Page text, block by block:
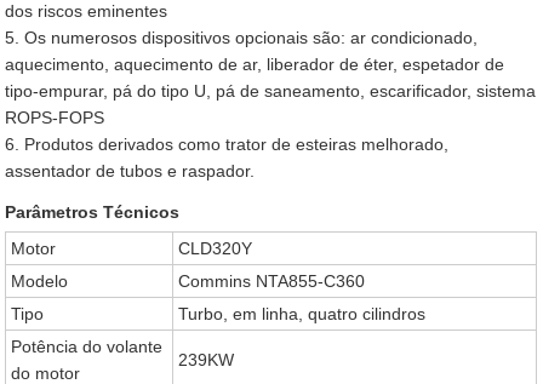
dos riscos eminentes
5. Os numerosos dispositivos opcionais são: ar condicionado,
aquecimento, aquecimento de ar, liberador de éter, espetador de
tipo-empurar, pá do tipo U, pá de saneamento, escarificador, sistema
ROPS-FOPS
6. Produtos derivados como trator de esteiras melhorado,
assentador de tubos e raspador.
Parâmetros Técnicos
Motor
CLD320Y
Modelo
Commins NTA855-C360
Tipo
Turbo, em linha, quatro cilindros
Potência do volante
do motor
239KW